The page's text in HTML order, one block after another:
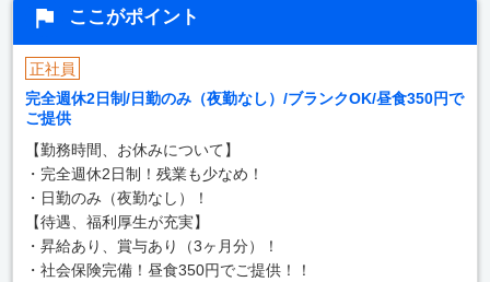
ここがポイント
正社員
完全週休2日制/日勤のみ（夜勤なし）/ブランクOK/昼食350円で
ご提供
【勤務時間、お休みについて】
・完全週休2日制！残業も少なめ！
・日勤のみ（夜勤なし）！
【待遇、福利厚生が充実】
・昇給あり、賞与あり（3ヶ月分）！
・社会保険完備！昼食350円でご提供！！